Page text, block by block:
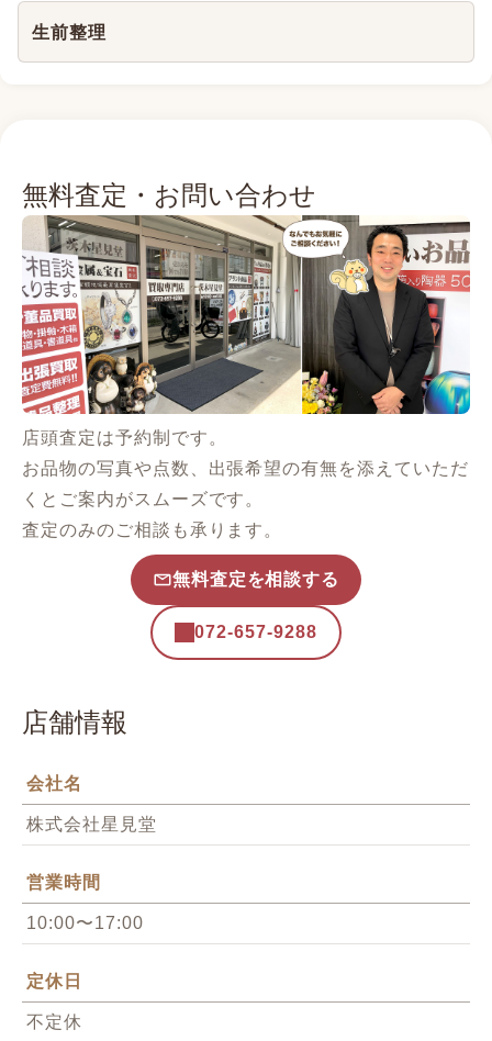
生前整理
無料査定・お問い合わせ
店頭査定は予約制です。
お品物の写真や点数、出張希望の有無を添えていただ
くとご案内がスムーズです。
査定のみのご相談も承ります。
無料査定を相談する
072-657-9288
店舗情報
会社名
株式会社星見堂
営業時間
10:00〜17:00
定休日
不定休